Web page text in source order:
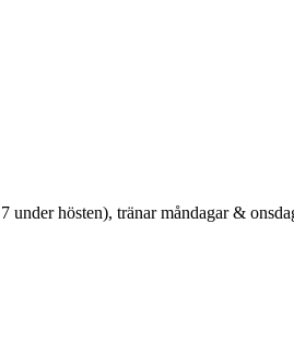
hösten), tränar måndagar &